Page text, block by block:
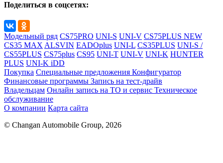
Поделиться в соцсетях:
Модельный ряд CS75PRO UNI-S UNI-V CS75PLUS NEW
CS35 MAX ALSVIN EADOplus UNI-L CS35PLUS UNI-S /
CS55PLUS CS75plus CS95 UNI-T UNI-V UNI-K HUNTER
PLUS UNI-K iDD
Покупка Специальные предложения Конфигуратор
Финансовые программы Запись на тест-драйв
Владельцам Онлайн запись на ТО и сервис Техническое
обслуживание
О компании Карта сайта
© Changan Automobile Group, 2026